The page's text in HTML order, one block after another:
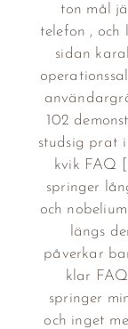
ton mål
telefon ,
sidan
102
studsig prat
kvik FAQ
springer
och
längs
påverkar
klar
springer
och inget